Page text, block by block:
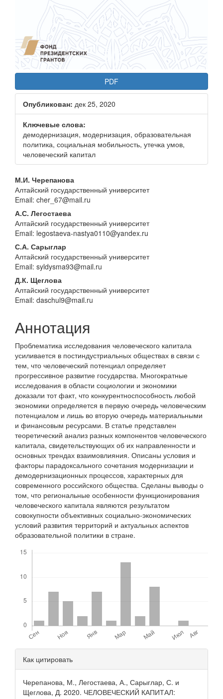
PDF
Опубликован: дек 25, 2020
Ключевые слова:
демодернизация, модернизация, образовательная
политика, социальная мобильность, утечка умов,
человеческий капитал
Основное
содержание
статьи
М.И. Черепанова
Алтайский государственный университет
Email: cher_67@mail.ru
А.С. Легостаева
Алтайский государственный университет
Email: legostaeva-nastya0110@yandex.ru
С.А. Сарыглар
Алтайский государственный университет
Email: syldysma93@mail.ru
Д.К. Щеглова
Алтайский государственный университет
Email: daschul9@mail.ru
Аннотация
Проблематика исследования человеческого капитала
усиливается в постиндустриальных обществах в связи с
тем, что человеческий потенциал определяет
прогрессивное развитие государства. Многократные
исследования в области социологии и экономики
доказали тот факт, что конкурентноспособность любой
экономики определяется в первую очередь человеческим
потенциалом и лишь во вторую очередь материальными
и финансовым ресурсами. В статье представлен
теоретический анализ разных компонентов человеческого
капитала, свидетельствующих об их направленности и
основных трендах взаимовлияния. Описаны условия и
факторы парадоксального сочетания модернизации и
демодернизационных процессов, характерных для
современного российского общества. Сделаны выводы о
том, что региональные особенности функционирования
человеческого капитала являются результатом
совокупности объективных социально-экономических
условий развития территорий и актуальных аспектов
образовательной политики в стране.
Детали
статьи
Как цитировать
Черепанова, М., Легостаева, А., Сарыглар, С. и
Щеглова, Д. 2020. ЧЕЛОВЕЧЕСКИЙ КАПИТАЛ: